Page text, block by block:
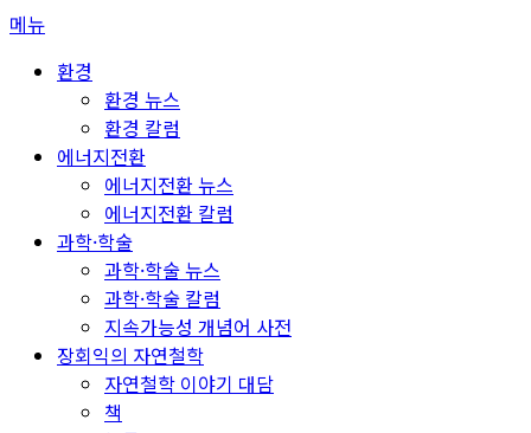
콘
메뉴
환경
환경 뉴스
환경 칼럼
에너지전환
에너지전환 뉴스
에너지전환 칼럼
과학·학술
과학·학술 뉴스
과학·학술 칼럼
지속가능성 개념어 사전
장회익의 자연철학
자연철학 이야기 대담
책